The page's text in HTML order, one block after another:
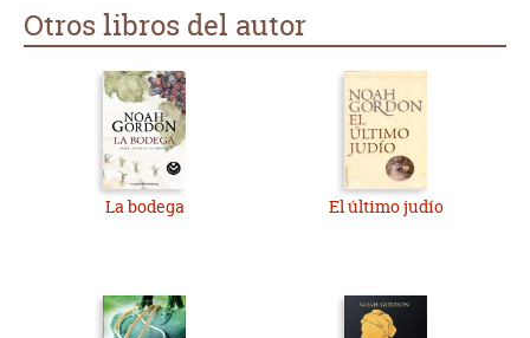
Otros libros del autor
La bodega El último judío